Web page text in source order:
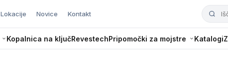
Lokacije Novice Kontakt
Kopalnica na ključRevestechPripomočki za mojstre Katalogi